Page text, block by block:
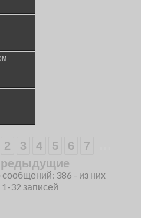
2 3 4 5 6 7
386 - из них
32 записей